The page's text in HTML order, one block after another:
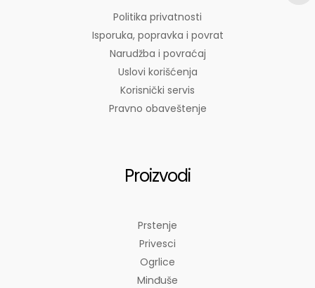
Politika privatnosti
Isporuka, popravka i povrat
Narudžba i povraćaj
Uslovi korišćenja
Korisnički servis
Pravno obaveštenje
Proizvodi
Prstenje
Privesci
Ogrlice
Minđuše